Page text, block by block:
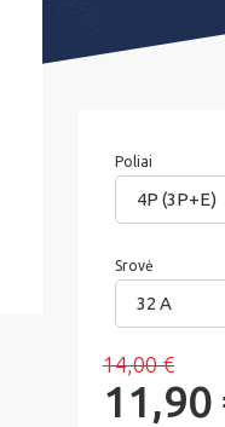
Poliai
4P (3P+E)
Srovė
32 A
14,00 €
11,90